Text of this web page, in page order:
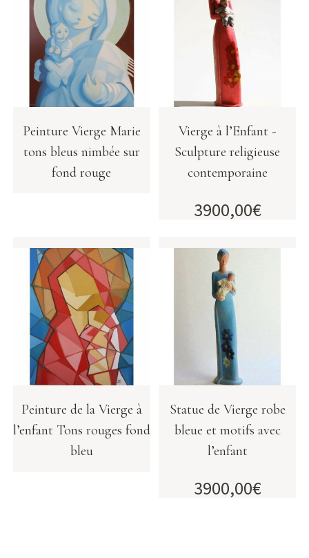
Peinture Vierge Marie
tons bleus nimbée sur
fond rouge
Vierge à l’Enfant -
Sculpture religieuse
contemporaine
3900,00€
Peinture de la Vierge à
l’enfant Tons rouges fond
bleu
Statue de Vierge robe
bleue et motifs avec
l’enfant
3900,00€